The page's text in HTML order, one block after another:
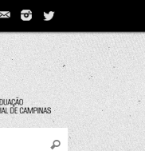
Search for:
Pesquisar